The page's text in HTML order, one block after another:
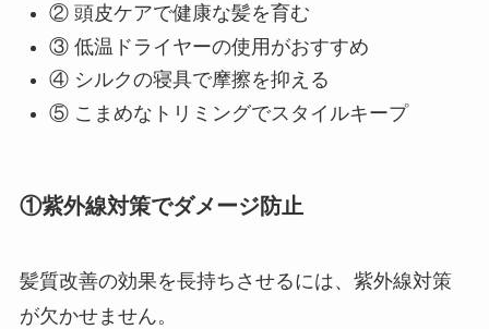
② 頭皮ケアで健康な髪を育む
③ 低温ドライヤーの使用がおすすめ
④ シルクの寝具で摩擦を抑える
⑤ こまめなトリミングでスタイルキープ
①紫外線対策でダメージ防止
髪質改善の効果を長持ちさせるには、紫外線対策
が欠かせません。